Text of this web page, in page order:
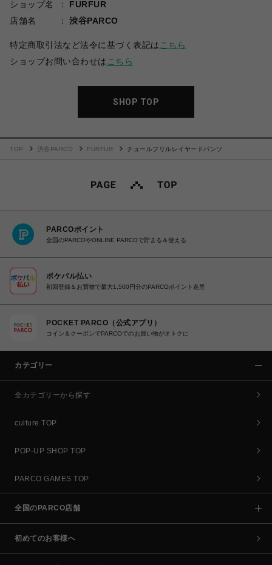
ショップ名
FURFUR
店舗名
渋谷PARCO
特定商取引法など法令に基づく表記は こちら
ショップお問い合わせは こちら
SHOP TOP
TOP 渋谷PARCO FURFUR チュールフリルレイヤードパンツ
PARCOポイント
全国のPARCOやONLINE PARCOで貯まる＆使える
ポケパル払い
初回登録＆お買物で最大1,500円分のPARCOポイント進呈
POCKET PARCO（公式アプリ）
コイン＆クーポンでPARCOでのお買い物がオトクに
カテゴリー
全カテゴリーから探す
culture TOP
POP-UP SHOP TOP
PARCO GAMES TOP
全国のPARCO店舗
初めてのお客様へ